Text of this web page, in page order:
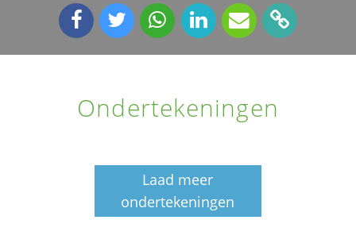
Ondertekeningen
Laad meer
ondertekeningen